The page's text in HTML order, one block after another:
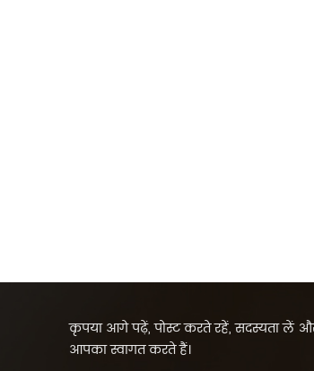
कृपया आगे पढ़ें, पोस्ट करते रहें, सदस्यता लें
आपका स्वागत करते हैं।